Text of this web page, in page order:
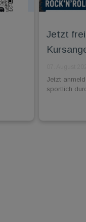
Jetzt
Jetzt
sportlich